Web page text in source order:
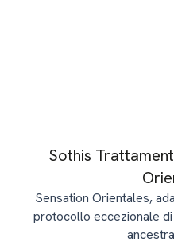
Sothis
Sensation Orientales,
protocollo eccezionale